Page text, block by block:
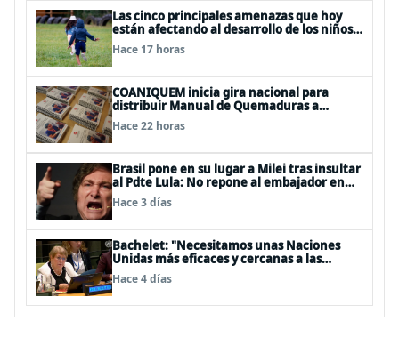
Las cinco principales amenazas que hoy
están afectando al desarrollo de los niños
en Chile
Hace 17 horas
COANIQUEM inicia gira nacional para
distribuir Manual de Quemaduras a
profesionales de la salud
Hace 22 horas
Brasil pone en su lugar a Milei tras insultar
al Pdte Lula: No repone al embajador en
BBSS y rebaja la relación bilateral
Hace 3 días
Bachelet: "Necesitamos unas Naciones
Unidas más eficaces y cercanas a las
personas"
Hace 4 días